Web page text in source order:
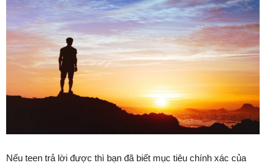
Nếu teen trả lời được thì bạn đã biết mục tiêu chính xác của